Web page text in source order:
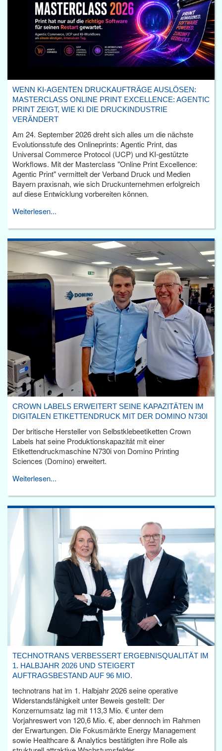
WENN KI-AGENTEN DRUCKAUFTRÄGE AUSLÖSEN:
MASTERCLASS ONLINE PRINT EXCELLENCE: AGENTIC
PRINT ZEIGT, WIE KI DIE DRUCKINDUSTRIE
VERÄNDERT
Am 24. September 2026 dreht sich alles um die nächste
Evolutionsstufe des Onlineprints: Agentic Print, das
Universal Commerce Protocol (UCP) und KI-gestützte
Workflows. Mit der Masterclass "Online Print Excellence:
Agentic Print" vermittelt der Verband Druck und Medien
Bayern praxisnah, wie sich Druckunternehmen erfolgreich
auf diese Entwicklung vorbereiten können.
Weiterlesen...
CROWN LABELS ERWEITERT SEINE KAPAZITÄTEN IM
DIGITALEN ETIKETTENDRUCK MIT DER DOMINO N730I
Der britische Hersteller von Selbstklebeetiketten Crown
Labels hat seine Produktionskapazität mit einer
Etikettendruckmaschine N730i von Domino Printing
Sciences (Domino) erweitert.
Weiterlesen...
TECHNOTRANS VERBESSERT ERGEBNISQUALITÄT IM
1. HALBJAHR 2026 UND STEIGERT
AUFTRAGSBESTAND AUF 96 MIO.
technotrans hat im 1. Halbjahr 2026 seine operative
Widerstandsfähigkeit unter Beweis gestellt: Der
Konzernumsatz lag mit 113,3 Mio. € unter dem
Vorjahreswert von 120,6 Mio. €, aber dennoch im Rahmen
der Erwartungen. Die Fokusmärkte Energy Management
sowie Healthcare & Analytics bestätigten ihre Rolle als